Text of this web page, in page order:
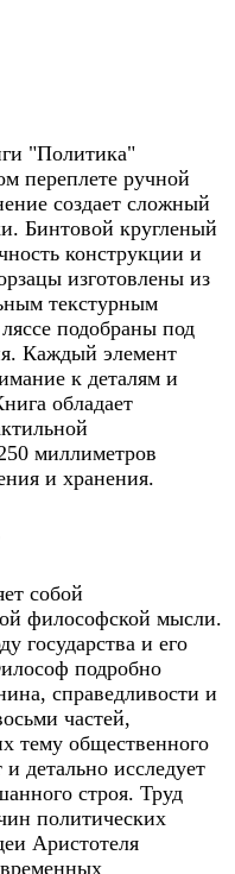
"Политика"
переплете ручной
создает сложный
Бинтовой кругленый
конструкции и
изготовлены из
текстурным
подобраны под
Каждый элемент
к деталям и
обладает
миллиметров
и хранения.
собой
философской мысли.
государства и его
подробно
справедливости и
частей,
тему общественного
детально исследует
строя. Труд
политических
Аристотеля